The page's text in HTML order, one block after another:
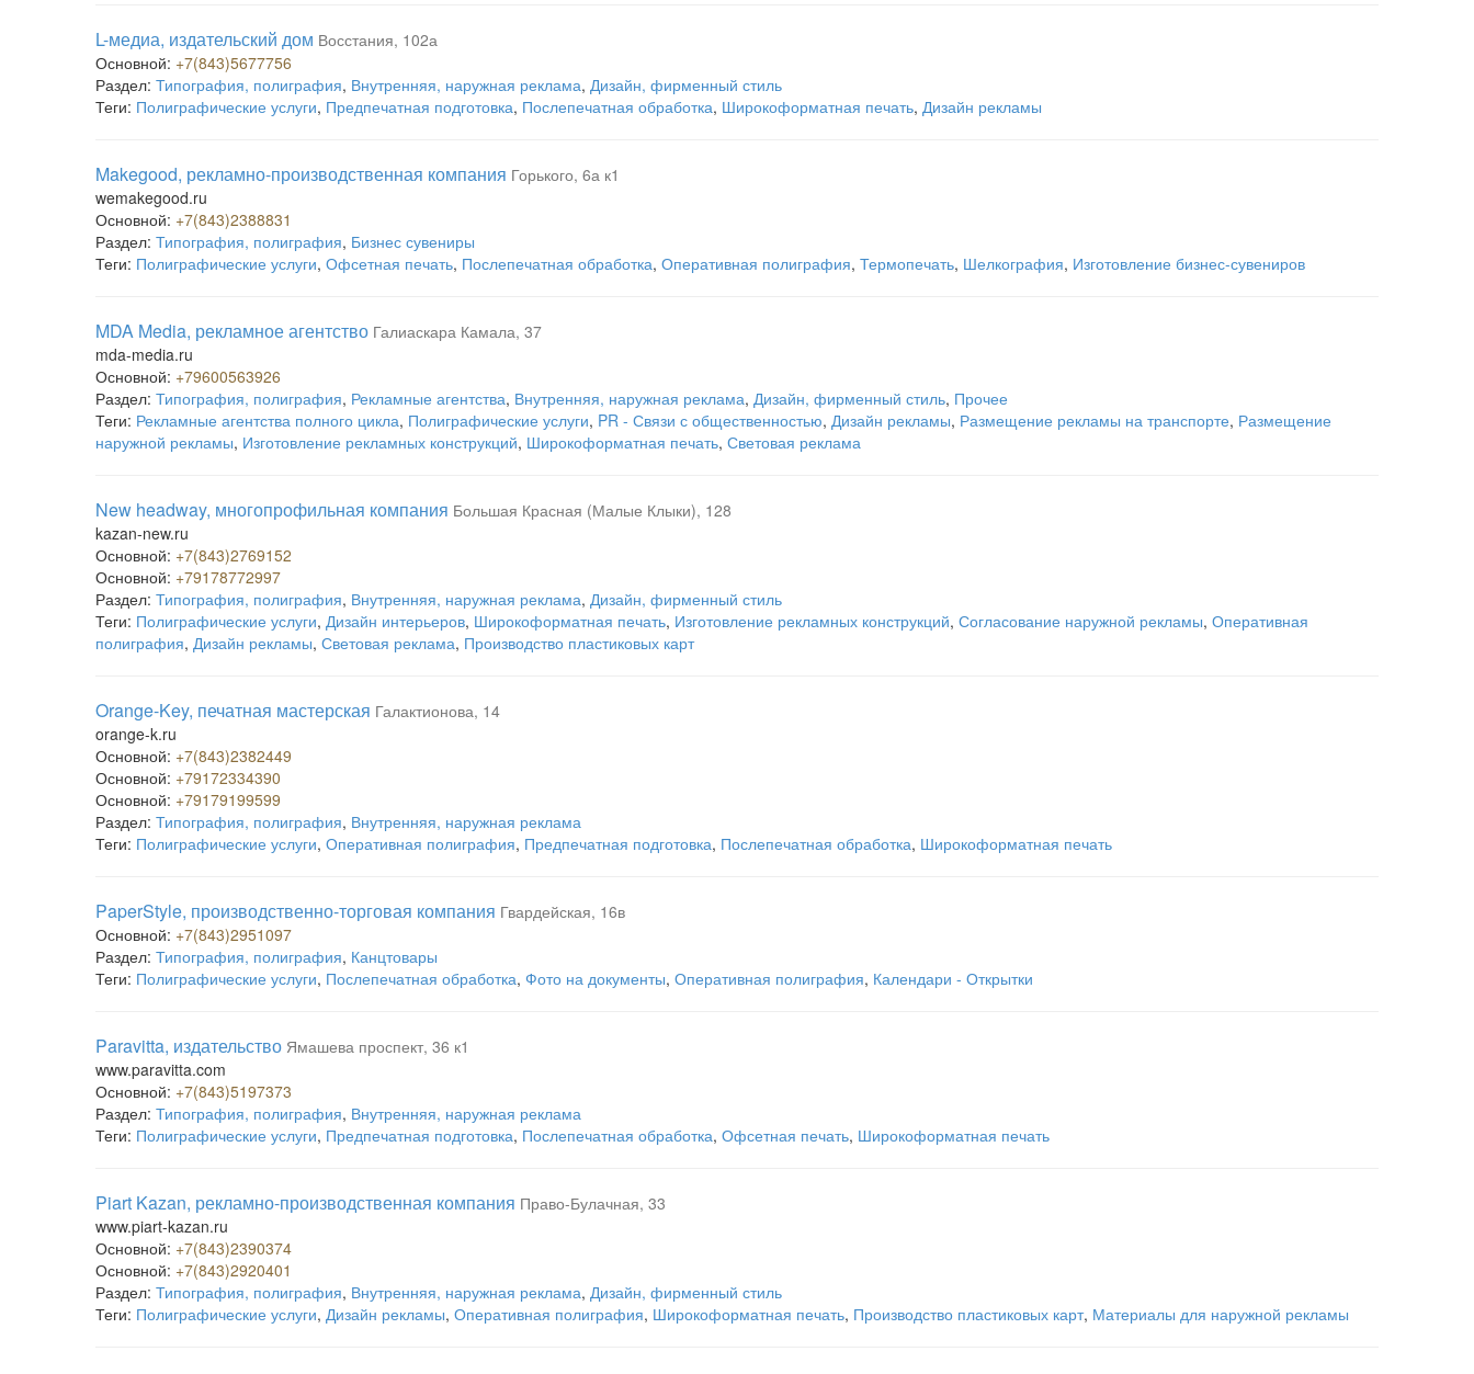
L-медиа, издательский дом Восстания, 102а
Основной: +7(843)5677756
Раздел: Типография, полиграфия, Внутренняя, наружная реклама, Дизайн, фирменный стиль
Теги: Полиграфические услуги, Предпечатная подготовка, Послепечатная обработка, Широкоформатная печать, Дизайн рекламы
Makegood, рекламно-производственная компания Горького, 6а к1
wemakegood.ru
Основной: +7(843)2388831
Раздел: Типография, полиграфия, Бизнес сувениры
Теги: Полиграфические услуги, Офсетная печать, Послепечатная обработка, Оперативная полиграфия, Термопечать, Шелкография, Изготовление бизнес-сувениров
MDA Media, рекламное агентство Галиаскара Камала, 37
mda-media.ru
Основной: +79600563926
Раздел: Типография, полиграфия, Рекламные агентства, Внутренняя, наружная реклама, Дизайн, фирменный стиль, Прочее
Теги: Рекламные агентства полного цикла, Полиграфические услуги, PR - Связи с общественностью, Дизайн рекламы, Размещение рекламы на транспорте, Размещение
наружной рекламы, Изготовление рекламных конструкций, Широкоформатная печать, Световая реклама
New headway, многопрофильная компания Большая Красная (Малые Клыки), 128
kazan-new.ru
Основной: +7(843)2769152
Основной: +79178772997
Раздел: Типография, полиграфия, Внутренняя, наружная реклама, Дизайн, фирменный стиль
Теги: Полиграфические услуги, Дизайн интерьеров, Широкоформатная печать, Изготовление рекламных конструкций, Согласование наружной рекламы, Оперативная
полиграфия, Дизайн рекламы, Световая реклама, Производство пластиковых карт
Orange-Key, печатная мастерская Галактионова, 14
orange-k.ru
Основной: +7(843)2382449
Основной: +79172334390
Основной: +79179199599
Раздел: Типография, полиграфия, Внутренняя, наружная реклама
Теги: Полиграфические услуги, Оперативная полиграфия, Предпечатная подготовка, Послепечатная обработка, Широкоформатная печать
PaperStyle, производственно-торговая компания Гвардейская, 16в
Основной: +7(843)2951097
Раздел: Типография, полиграфия, Канцтовары
Теги: Полиграфические услуги, Послепечатная обработка, Фото на документы, Оперативная полиграфия, Календари - Открытки
Paravitta, издательство Ямашева проспект, 36 к1
www.paravitta.com
Основной: +7(843)5197373
Раздел: Типография, полиграфия, Внутренняя, наружная реклама
Теги: Полиграфические услуги, Предпечатная подготовка, Послепечатная обработка, Офсетная печать, Широкоформатная печать
Piart Kazan, рекламно-производственная компания Право-Булачная, 33
www.piart-kazan.ru
Основной: +7(843)2390374
Основной: +7(843)2920401
Раздел: Типография, полиграфия, Внутренняя, наружная реклама, Дизайн, фирменный стиль
Теги: Полиграфические услуги, Дизайн рекламы, Оперативная полиграфия, Широкоформатная печать, Производство пластиковых карт, Материалы для наружной рекламы